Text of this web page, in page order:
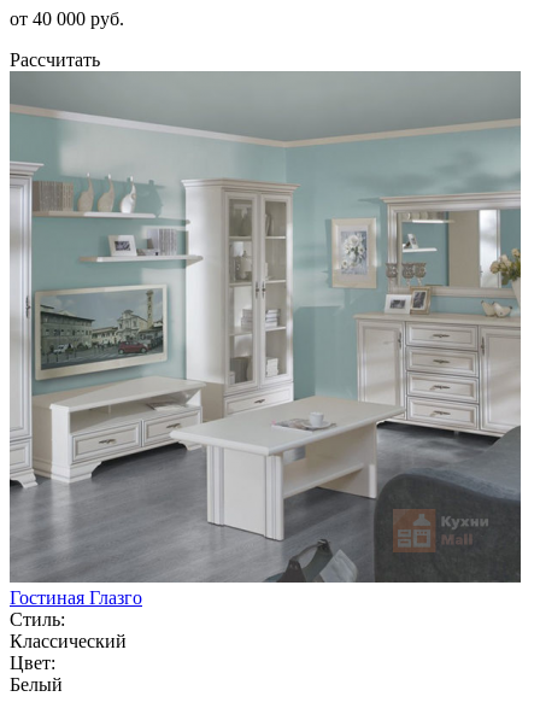
от 40 000 руб.
Рассчитать
Гостиная Глазго
Стиль:
Классический
Цвет:
Белый